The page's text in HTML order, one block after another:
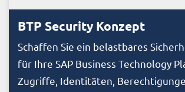
BTP Security Konzept
Schaffen Sie ein belastbares
für Ihre SAP Business Technology
Zugriffe, Identitäten,